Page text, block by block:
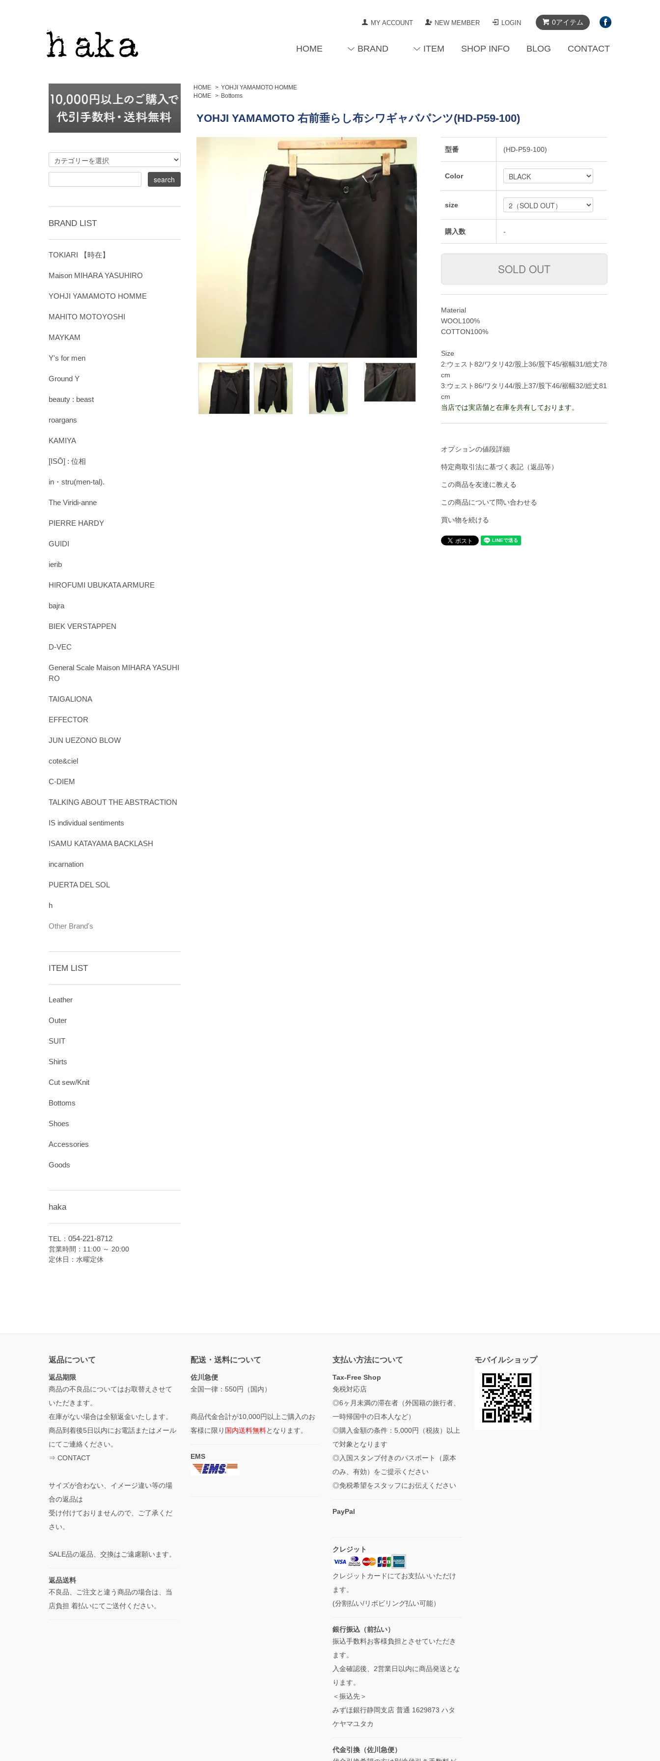
0アイテム
MY ACCOUNT NEW MEMBER LOGIN
HOME BRAND ITEM SHOP INFO BLOG CONTACT
HOME > YOHJI YAMAMOTO HOMME
HOME
> Bottoms
YOHJI YAMAMOTO 右前垂らし布シワギャバパンツ(HD-P59-100)
型番 (HD-P59-100)
Color
size
購入数 -
Material
WOOL100%
COTTON100%
Size
2:ウェスト82/ワタリ42/股上36/股下45/裾幅31/総丈78
cm
3:ウェスト86/ワタリ44/股上37/股下46/裾幅32/総丈81
cm
当店では実店舗と在庫を共有しております。
オプションの値段詳細
特定商取引法に基づく表記（返品等）
この商品を友達に教える
この商品について問い合わせる
買い物を続ける
BRAND LIST
TOKIARI 【時在】
Maison MIHARA YASUHIRO
YOHJI YAMAMOTO HOMME
MAHITO MOTOYOSHI
MAYKAM
Y's for men
Ground Y
beauty : beast
roargans
KAMIYA
[ISŌ] : 位相
in・stru(men-tal).
The Viridi-anne
PIERRE HARDY
GUIDI
ierib
HIROFUMI UBUKATA ARMURE
bajra
BIEK VERSTAPPEN
D-VEC
General Scale Maison MIHARA YASUHI
RO
TAIGALIONA
EFFECTOR
JUN UEZONO BLOW
cote&ciel
C-DIEM
TALKING ABOUT THE ABSTRACTION
IS individual sentiments
ISAMU KATAYAMA BACKLASH
incarnation
PUERTA DEL SOL
h
Other Brand's
ITEM LIST
Leather
Outer
SUIT
Shirts
Cut sew/Knit
Bottoms
Shoes
Accessories
Goods
haka
TEL： 054-221-8712
営業時間：11:00 ～ 20:00
定休日：水曜定休
返品について
返品期限
商品の不良品についてはお取替えさせて
いただきます。
在庫がない場合は全額返金いたします。
商品到着後5日以内にお電話またはメール
にてご連絡ください。
⇒ CONTACT
サイズが合わない、イメージ違い等の場
合の返品は
受け付けておりませんので、ご了承くだ
さい。
SALE品の返品、交換はご遠慮願います。
返品送料
不良品、ご注文と違う商品の場合は、当
店負担 着払いにてご送付ください。
配送・送料について
佐川急便
全国一律：550円（国内）
商品代金合計が10,000円以上ご購入のお
客様に限り 国内送料無料となります。
EMS
支払い方法について
Tax-Free Shop
免税対応店
◎6ヶ月未満の滞在者（外国籍の旅行者、
一時帰国中の日本人など）
◎購入金額の条件：5,000円（税抜）以上
で対象となります
◎入国スタンプ付きのパスポート（原本
のみ、有効）をご提示ください
◎免税希望をスタッフにお伝えください
PayPal
クレジット
クレジットカードにてお支払いいただけ
ます。
(分割払い/リボビリング払い可能）
銀行振込（前払い）
振込手数料お客様負担とさせていただき
ます。
入金確認後、2営業日以内に商品発送とな
ります。
＜振込先＞
みずほ銀行静岡支店 普通 1629873 ハタ
ケヤマユタカ
代金引換（佐川急便）
モバイルショップ